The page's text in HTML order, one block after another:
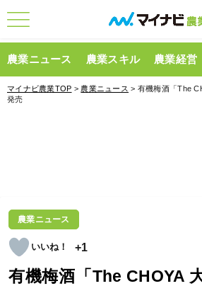
農業ニュース 農業スキル 農業経営
マイナビ農業TOP > 農業ニュース > 有機梅酒「The
発売
農業ニュース
+1
有機梅酒「The CHOYA